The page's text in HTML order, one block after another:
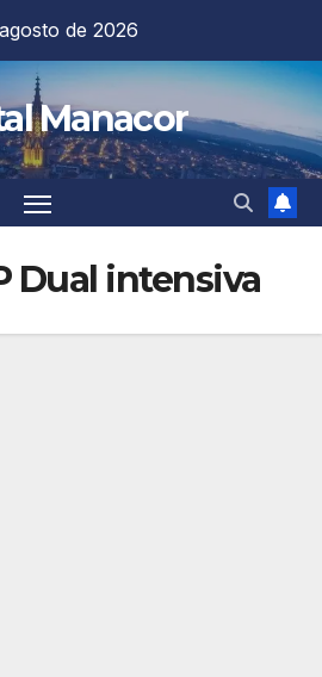
de 2026
Manacor
Dual intensiva